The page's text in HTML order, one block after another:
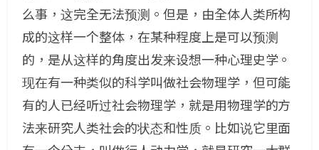
么事，这完全无法预测。但是，由全体人类所构
成的这样一个整体，在某种程度上是可以预测
的，是从这样的角度出发来设想一种心理史学。
现在有一种类似的科学叫做社会物理学，但可能
有的人已经听过社会物理学，就是用物理学的方
法来研究人类社会的状态和性质。比如说它里面